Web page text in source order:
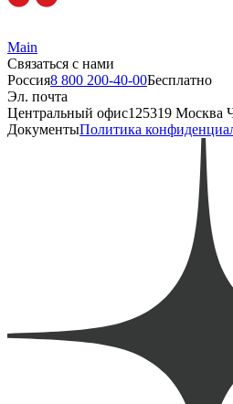
Main
Связаться с нами
Россия8 800 200-40-00Бесплатно
Эл. почта
Центральный офис125319 Москва
ДокументыПолитика